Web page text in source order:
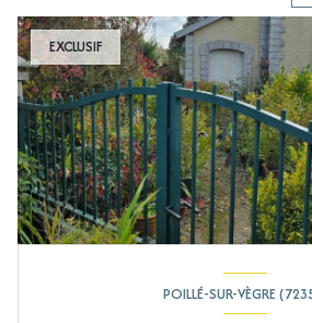
EXCLUSIF
POILLÉ-SUR-VÈGRE